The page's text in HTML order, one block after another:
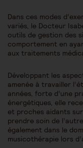
Dans ces modes
variés, le Docteur
outils de gestion des
comportement en
aux traitements
Développant les
amenée à travailler
années, forte d’une
énergétiques, elle
et proches aidants
prendre soin de
également dans le
musicothérapie lors